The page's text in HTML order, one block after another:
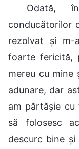
Odată,
conducătorilor
rezolvat și m-
foarte fericită,
mereu cu mine
adunare, dar
am părtășie cu
să folosesc
descurc bine